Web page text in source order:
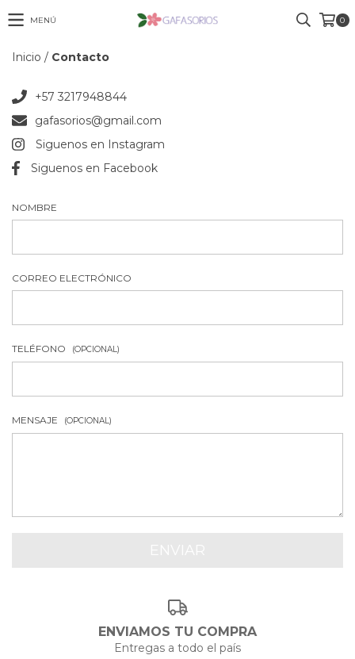
MENÚ 0
Inicio / Contacto
+57 3217948844
gafasorios@gmail.com
Siguenos en Instagram
Siguenos en Facebook
NOMBRE
CORREO ELECTRÓNICO
TELÉFONO (OPCIONAL)
MENSAJE (OPCIONAL)
ENVIAMOS TU COMPRA
Entregas a todo el país